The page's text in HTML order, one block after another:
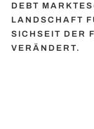
DEBT
LANDSCHAFT
SICHSEIT DER
VERÄNDERT.